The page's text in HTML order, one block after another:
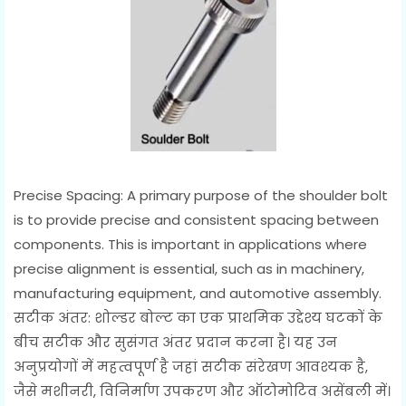
Precise Spacing: A primary purpose of the shoulder bolt
is to provide precise and consistent spacing between
components. This is important in applications where
precise alignment is essential, such as in machinery,
manufacturing equipment, and automotive assembly.
सटीक अंतर: शोल्डर बोल्ट का एक प्राथमिक उद्देश्य घटकों के
बीच सटीक और सुसंगत अंतर प्रदान करना है। यह उन
अनुप्रयोगों में महत्वपूर्ण है जहां सटीक संरेखण आवश्यक है,
जैसे मशीनरी, विनिर्माण उपकरण और ऑटोमोटिव असेंबली में।